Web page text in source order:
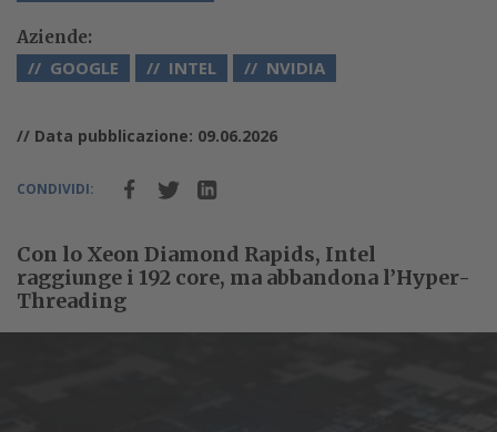
Aziende:
GOOGLE INTEL NVIDIA
// Data pubblicazione: 09.06.2026
CONDIVIDI:
Con lo Xeon Diamond Rapids, Intel
raggiunge i 192 core, ma abbandona l’Hyper-
Threading